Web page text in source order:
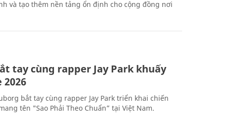
và tạo thêm nền tảng ổn định cho cộng đồng nơi
tay cùng rapper Jay Park khuấy
bắt tay cùng rapper Jay Park triển khai chiến
tên "Sao Phải Theo Chuẩn” tại Việt Nam.